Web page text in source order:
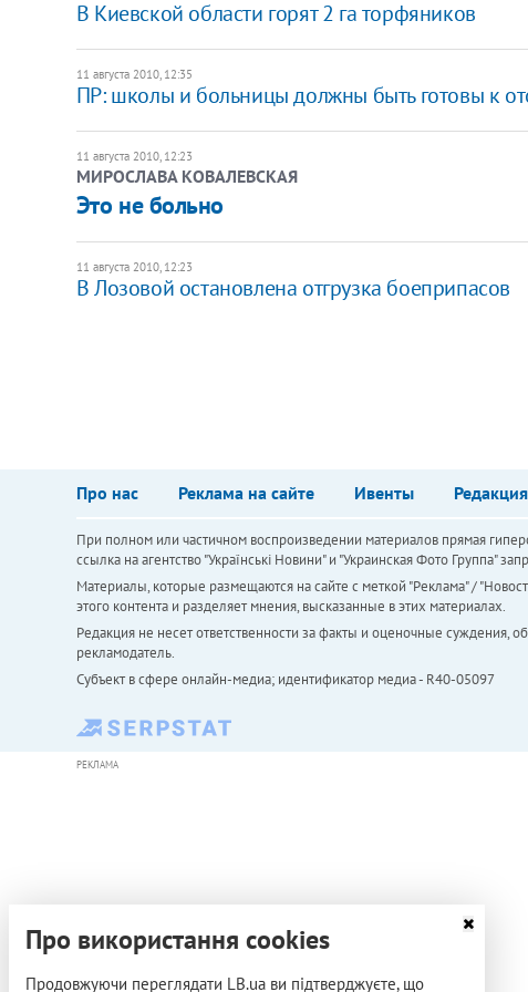
В Киевской области горят 2 га торфяников
11 августа 2010, 12:35
ПР: школы и больницы должны быть готовы к
11 августа 2010, 12:23
МИРОСЛАВА КОВАЛЕВСКАЯ
Это не больно
11 августа 2010, 12:23
В Лозовой остановлена отгрузка боеприпасов
Про нас Реклама на сайте Ивенты Редакция
При полном или частичном воспроизведении материалов прямая
ссылка на агентство "Українськi Новини" и "Украинская Фото Группа"
Материалы, которые размещаются на сайте с меткой "Реклама" /
этого контента и разделяет мнения, высказанные в этих материалах.
Редакция не несет ответственности за факты и оценочные суждения,
рекламодатель.
Субъект в сфере онлайн-медиа; идентификатор медиа - R40-05097
РЕКЛАМА
Про використання cookies
Продовжуючи переглядати LB.ua ви підтверджуєте, що